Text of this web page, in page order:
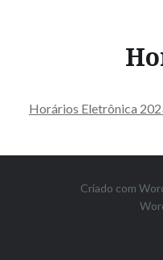
Horários Eletrônica
Criado com